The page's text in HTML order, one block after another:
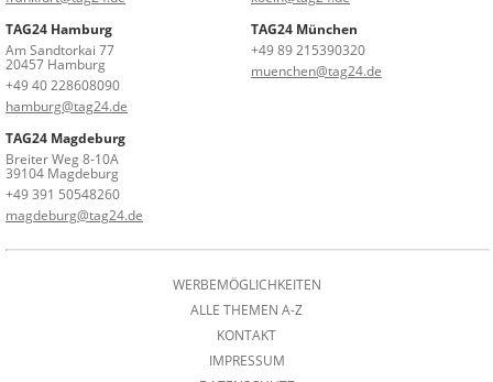
TAG24 Hamburg
Am Sandtorkai 77
20457 Hamburg
+49 40 228608090
hamburg@tag24.de
TAG24 München
+49 89 215390320
muenchen@tag24.de
TAG24 Magdeburg
Breiter Weg 8-10A
39104 Magdeburg
+49 391 50548260
magdeburg@tag24.de
WERBEMÖGLICHKEITEN
ALLE THEMEN A-Z
KONTAKT
IMPRESSUM